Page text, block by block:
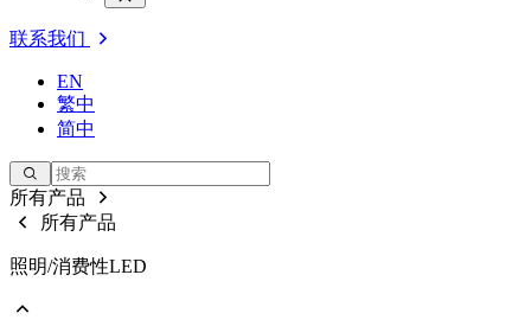
联系我们
EN
繁中
简中
所有产品
所有产品
照明/消费性LED